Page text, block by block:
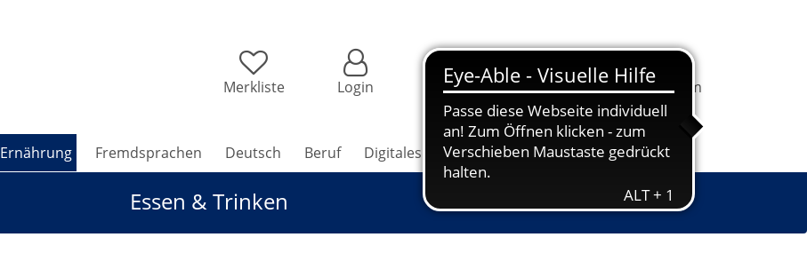
Merkliste Login
1 Ihrem
Warenkorb
befindet
sich
1
Kurs
Information Programm
Ernährung Fremdsprachen Deutsch Beruf Digitales Grundbildung Jugendkunstschule
Essen & Trinken